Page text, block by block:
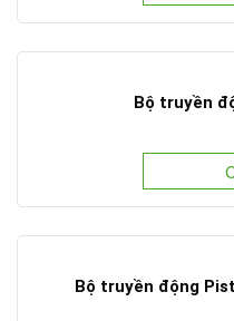
Bộ truyền
Bộ truyền động